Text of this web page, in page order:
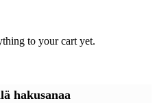
to your cart yet.
hakusanaa